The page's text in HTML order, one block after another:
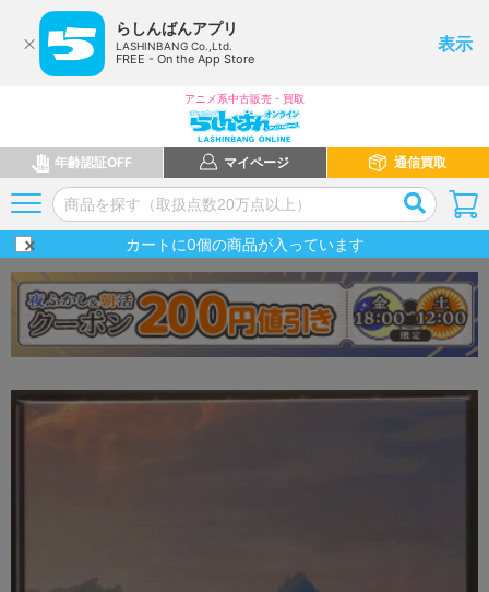
らしんばんアプリ
LASHINBANG Co.,Ltd.
FREE - On the App Store
表示
アニメ系中古販売・買取
年齢認証OFF マイページ 通信買取
カートに0個の商品が入っています